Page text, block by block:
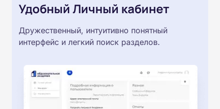
Удобный Личный кабинет
Дружественный, интуитивно понятный
интерфейс и легкий поиск разделов.